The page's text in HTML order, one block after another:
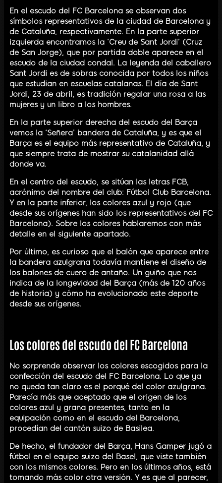
En el escudo del FC Barcelona se observan dos
símbolos representativos de la ciudad de Barcelona y
de Cataluña, respectivamente. En la parte superior
izquierda encontramos la ‘Creu de Sant Jordi’ (Cruz
de San Jorge), que por partida doble aparece en el
escudo de la ciudad condal. La leyenda del caballero
Sant Jordi es de sobras conocida por todos los niños
que estudian en escuelas catalanas. El día de Sant
Jordi, 23 de abril, es tradición regalar una rosa a las
mujeres y un libro a los hombres.
En la parte superior derecha del escudo del Barça
vemos la ‘Señera’ bandera de Cataluña, y es que el
Barça es el equipo más representativo de Cataluña, y
que siempre trata de mostrar su catalanidad allá
donde va.
En el centro del escudo, se sitúan las letras FCB,
acrónimo del nombre del club: Fútbol Club Barcelona.
Y en la parte inferior, los colores azul y rojo (que
desde sus orígenes han sido los representativos del FC
Barcelona). Sobre los colores hablaremos con más
detalle en el siguiente apartado.
Por último, es curioso que el balón que aparece entre
la bandera azulgrana todavía mantiene el diseño de
los balones de cuero de antaño. Un guiño que nos
indica de la longevidad del Barça (más de 120 años
de historia) y cómo ha evolucionado este deporte
desde sus orígenes.
Los colores del escudo del FC Barcelona
No sorprende observar los colores escogidos para la
confección del escudo del FC Barcelona. Lo que ya
no queda tan claro es el porqué del color azulgrana.
Parecía más que aceptado que el origen de los
colores azul y grana presentes, tanto en la
equipación como en el escudo del Barcelona,
procedían del cantón suizo de Basilea.
De hecho, el fundador del Barça, Hans Gamper jugó a
fútbol en el equipo suizo del Basel, que viste también
con los mismos colores. Pero en los últimos años, está
tomando más color otra versión. Y es que al parecer,